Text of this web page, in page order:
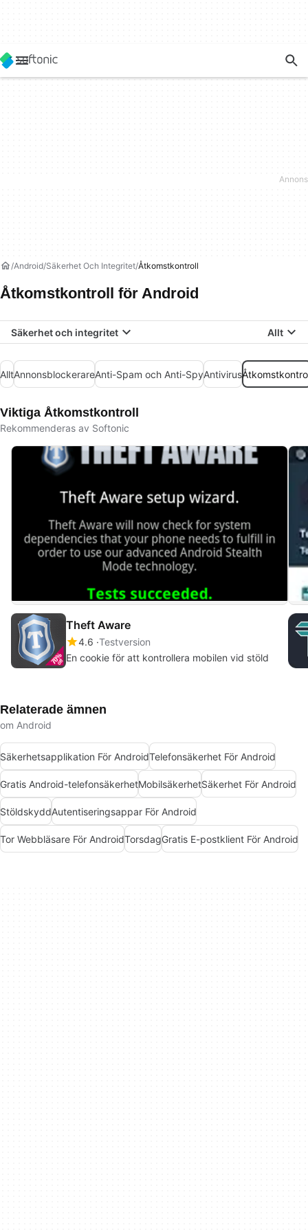
Android Säkerhet Och Integritet Åtkomstkontroll
Åtkomstkontroll för Android
Säkerhet och integritet Allt
AlltAnnonsblockerareAnti-Spam och Anti-SpyAntivirus
Viktiga Åtkomstkontroll
Rekommenderas av Softonic
Theft Aware
4.6 Testversion
En cookie för att kontrollera mobilen vid stöld
Relaterade ämnen
om Android
Säkerhetsapplikation För AndroidTelefonsäkerhet För Android
Gratis Android-telefonsäkerhetMobilsäkerhetSäkerhet För Android
StöldskyddAutentiseringsappar För Android
Tor Webbläsare För AndroidTorsdagGratis E-postklient För Android